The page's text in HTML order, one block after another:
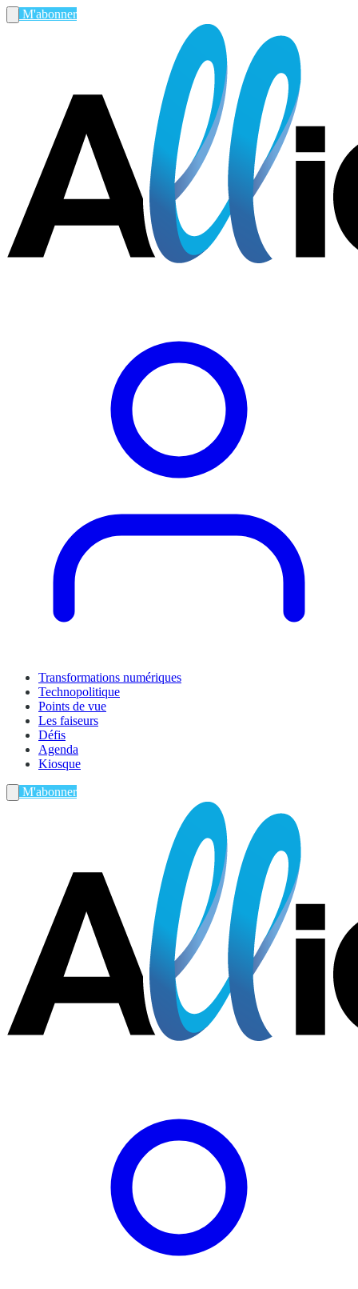
M'abonner
Transformations numériques
Technopolitique
Points de vue
Les faiseurs
Défis
Agenda
Kiosque
M'abonner